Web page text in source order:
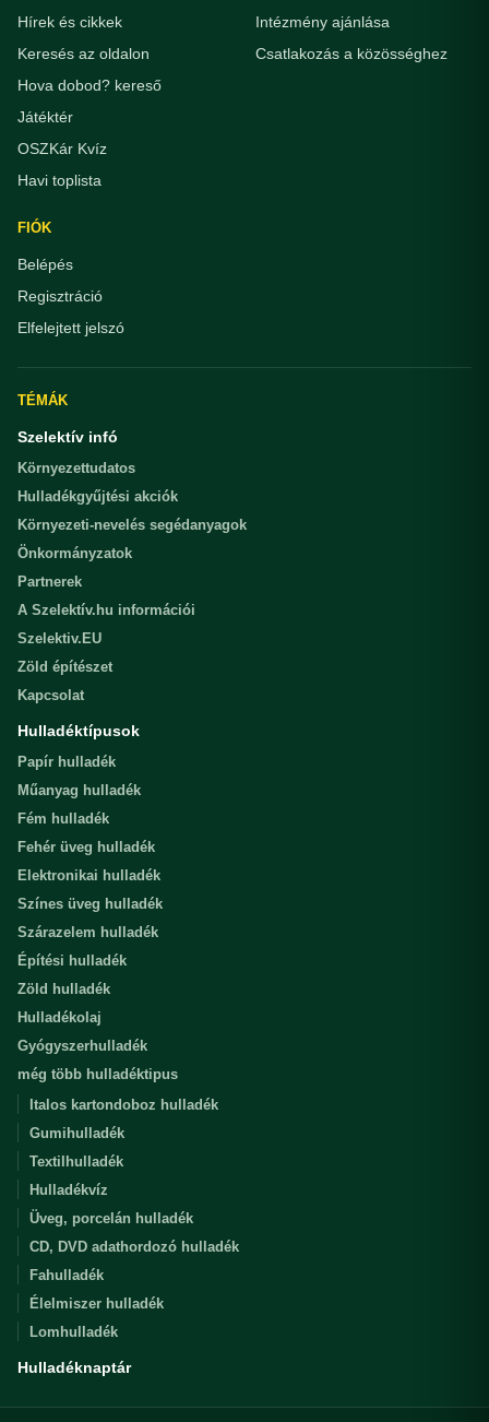
Hírek és cikkek
Keresés az oldalon
Hova dobod? kereső
Játéktér
OSZKár Kvíz
Havi toplista
Intézmény ajánlása
Csatlakozás a közösséghez
FIÓK
Belépés
Regisztráció
Elfelejtett jelszó
TÉMÁK
Szelektív infó
Környezettudatos
Hulladékgyűjtési akciók
Környezeti-nevelés segédanyagok
Önkormányzatok
Partnerek
A Szelektív.hu információi
Szelektiv.EU
Zöld építészet
Kapcsolat
Hulladéktípusok
Papír hulladék
Műanyag hulladék
Fém hulladék
Fehér üveg hulladék
Elektronikai hulladék
Színes üveg hulladék
Szárazelem hulladék
Építési hulladék
Zöld hulladék
Hulladékolaj
Gyógyszerhulladék
még több hulladéktipus
Italos kartondoboz hulladék
Gumihulladék
Textilhulladék
Hulladékvíz
Üveg, porcelán hulladék
CD, DVD adathordozó hulladék
Fahulladék
Élelmiszer hulladék
Lomhulladék
Hulladéknaptár